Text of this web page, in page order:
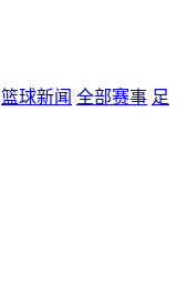
篮球新闻 全部赛事 足